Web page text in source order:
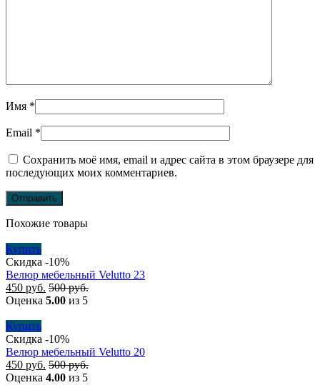
Имя *
Email *
Сохранить моё имя, email и адрес сайта в этом браузере для
последующих моих комментариев.
Похожие товары
Купить
Скидка -10%
Велюр мебельный Velutto 23
450 руб. 500руб.
Оценка 5.00 из 5
Купить
Скидка -10%
Велюр мебельный Velutto 20
450 руб. 500руб.
Оценка 4.00 из 5